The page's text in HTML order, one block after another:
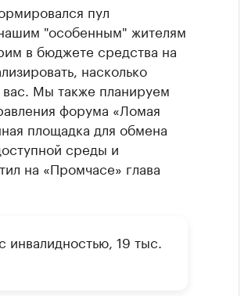
пул
"особенным" жителям
в бюджете средства на
насколько
Мы также планируем
форума «Ломая
площадка для обмена
среды и
на «Промчасе» глава
19 тыс.